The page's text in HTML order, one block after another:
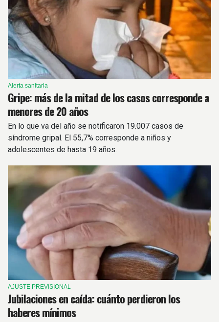
Alerta sanitaria
Gripe: más de la mitad de los casos corresponde a
menores de 20 años
En lo que va del año se notificaron 19.007 casos de
síndrome gripal. El 55,7% corresponde a niños y
adolescentes de hasta 19 años.
AJUSTE PREVISIONAL
Jubilaciones en caída: cuánto perdieron los
haberes mínimos